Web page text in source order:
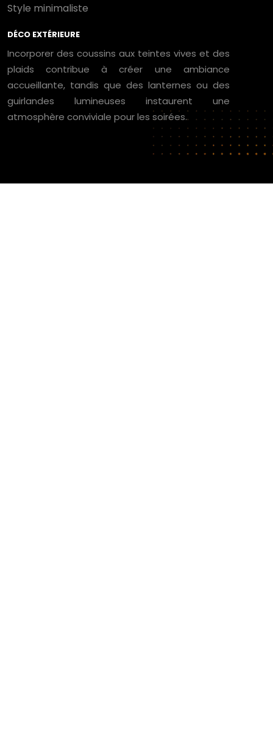
Style minimaliste
DÉCO EXTÉRIEURE
Incorporer des coussins aux teintes vives et des
plaids contribue à créer une ambiance
accueillante, tandis que des lanternes ou des
guirlandes lumineuses instaurent une
atmosphère conviviale pour les soirées.